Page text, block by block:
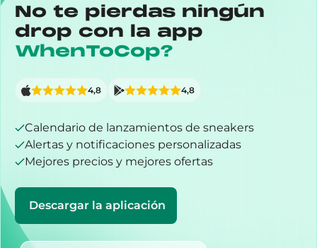
No te pierdas ningún
drop con la app
WhenToCop?
Calendario de lanzamientos de sneakers
Alertas y notificaciones personalizadas
Mejores precios y mejores ofertas
Descargar la aplicación
4,8 4,8